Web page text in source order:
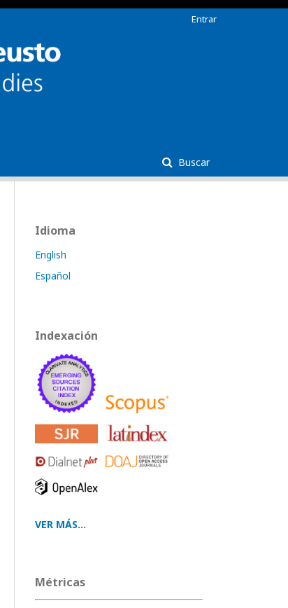
Buscar
Entrar
Idioma
English
Español
Indexación
VER MÁS...
Métricas